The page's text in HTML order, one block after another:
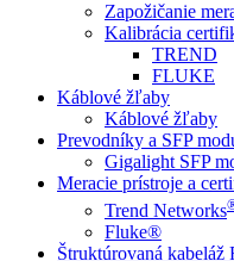
Zapožičanie
Kalibrácia
TREND
FLUKE
Káblové žľaby
Káblové žľaby
Prevodníky a SFP
Gigalight SFP
Meracie prístroje a
Trend Networks
Fluke®
Štruktúrovaná kabeláž